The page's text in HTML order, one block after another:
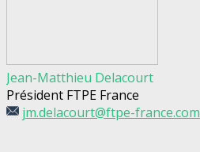
Jean-Matthieu Delacourt
Président FTPE France
jm.delacourt@ftpe-france.com